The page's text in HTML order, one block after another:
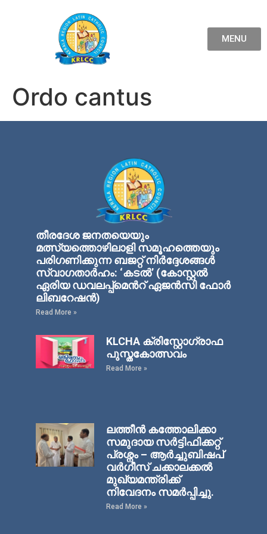
MENU
Ordo cantus
തീരദേശ ജനതയെയും
മത്സ്യത്തൊഴിലാളി സമൂഹത്തെയും
പരിഗണിക്കുന്ന ബജറ്റ് നിര്‍ദ്ദേശങ്ങള്‍
സ്വാഗതാര്‍ഹം: ‘കടല്‍’ (കോസ്റ്റല്‍
ഏരിയ ഡവലപ്പ്മെന്‍റ് ഏജന്‍സി ഫോര്‍
ലിബറേഷന്‍)
Read More »
KLCHA ക്രിസ്റ്റോഗ്രാഫ
പുസ്തകോത്സവം
Read More »
ലത്തീൻ കത്തോലിക്കാ
സമുദായ സർട്ടിഫിക്കറ്റ്
പ്രശ്നം – ആർച്ചുബിഷപ്
വർഗീസ് ചക്കാലക്കൽ
മുഖ്യമന്ത്രിക്ക്
നിവേദനം സമർപ്പിച്ചു.
Read More »